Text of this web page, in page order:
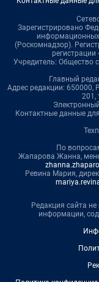
Зарегистрировано
(Роскомнадзор).
Учредитель: Общество
Главный
Адрес редакции: 650000,
201,
Контактные данные
По
Жапарова Жанна,
Ревина Мария,
Редакция сайта не
информации,